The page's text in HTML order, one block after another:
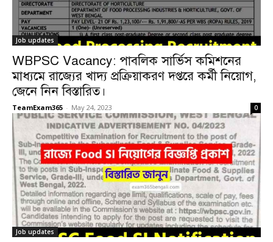
Job updates
WBPSC Vacancy: পাবলিক সার্ভিস কমিশনের
মাধ্যমে রাজ্যের খাদ্য প্রক্রিয়াকরণ দপ্তরে কর্মী নিয়োগ,
জেনে নিন বিস্তারিত।
TeamExam365 - May 24, 2023 0
Job updates